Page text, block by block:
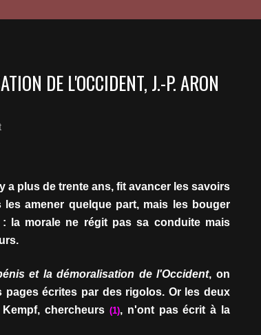
DE L'OCCIDENT, J.-P. ARON
a plus de trente ans, fit avancer les savoirs
les amener quelque part, mais les bouger
la morale ne régit pas sa conduite mais
et la démoralisation de l'Occident, on
écrites par des rigolos. Or les deux
chercheurs (1), n'ont pas écrit à la